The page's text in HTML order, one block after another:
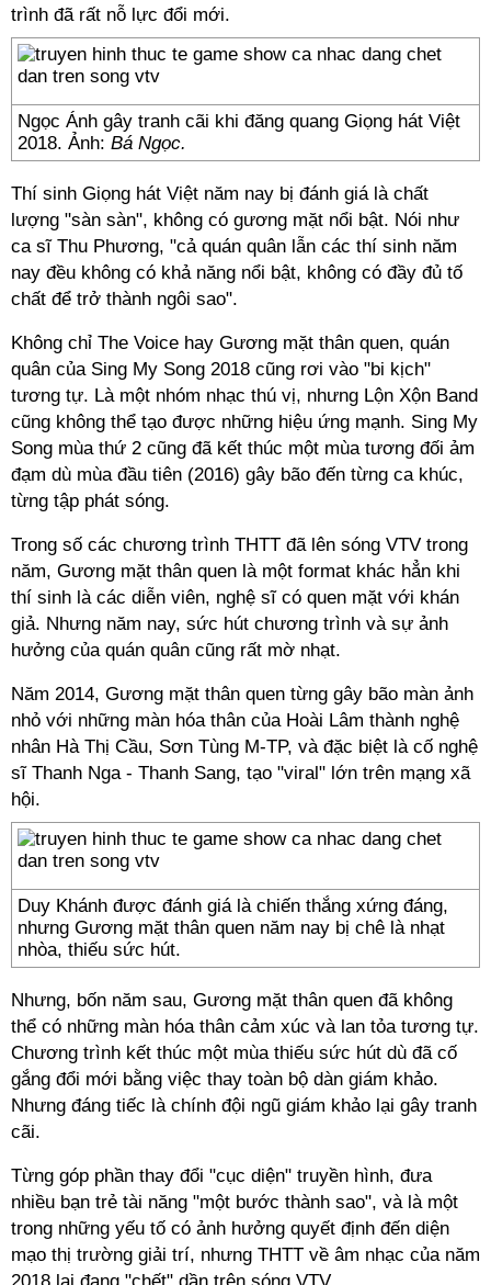
trình đã rất nỗ lực đổi mới.
Ngọc Ánh gây tranh cãi khi đăng quang Giọng hát Việt
2018. Ảnh: Bá Ngọc.
Thí sinh Giọng hát Việt năm nay bị đánh giá là chất
lượng "sàn sàn", không có gương mặt nổi bật. Nói như
ca sĩ Thu Phương, "cả quán quân lẫn các thí sinh năm
nay đều không có khả năng nổi bật, không có đầy đủ tố
chất để trở thành ngôi sao".
Không chỉ The Voice hay Gương mặt thân quen, quán
quân của Sing My Song 2018 cũng rơi vào "bi kịch"
tương tự. Là một nhóm nhạc thú vị, nhưng Lộn Xộn Band
cũng không thể tạo được những hiệu ứng mạnh. Sing My
Song mùa thứ 2 cũng đã kết thúc một mùa tương đối ảm
đạm dù mùa đầu tiên (2016) gây bão đến từng ca khúc,
từng tập phát sóng.
Trong số các chương trình THTT đã lên sóng VTV trong
năm, Gương mặt thân quen là một format khác hẳn khi
thí sinh là các diễn viên, nghệ sĩ có quen mặt với khán
giả. Nhưng năm nay, sức hút chương trình và sự ảnh
hưởng của quán quân cũng rất mờ nhạt.
Năm 2014, Gương mặt thân quen từng gây bão màn ảnh
nhỏ với những màn hóa thân của Hoài Lâm thành nghệ
nhân Hà Thị Cầu, Sơn Tùng M-TP, và đặc biệt là cố nghệ
sĩ Thanh Nga - Thanh Sang, tạo "viral" lớn trên mạng xã
hội.
Duy Khánh được đánh giá là chiến thắng xứng đáng,
nhưng Gương mặt thân quen năm nay bị chê là nhạt
nhòa, thiếu sức hút.
Nhưng, bốn năm sau, Gương mặt thân quen đã không
thể có những màn hóa thân cảm xúc và lan tỏa tương tự.
Chương trình kết thúc một mùa thiếu sức hút dù đã cố
gắng đổi mới bằng việc thay toàn bộ dàn giám khảo.
Nhưng đáng tiếc là chính đội ngũ giám khảo lại gây tranh
cãi.
Từng góp phần thay đổi "cục diện" truyền hình, đưa
nhiều bạn trẻ tài năng "một bước thành sao", và là một
trong những yếu tố có ảnh hưởng quyết định đến diện
mạo thị trường giải trí, nhưng THTT về âm nhạc của năm